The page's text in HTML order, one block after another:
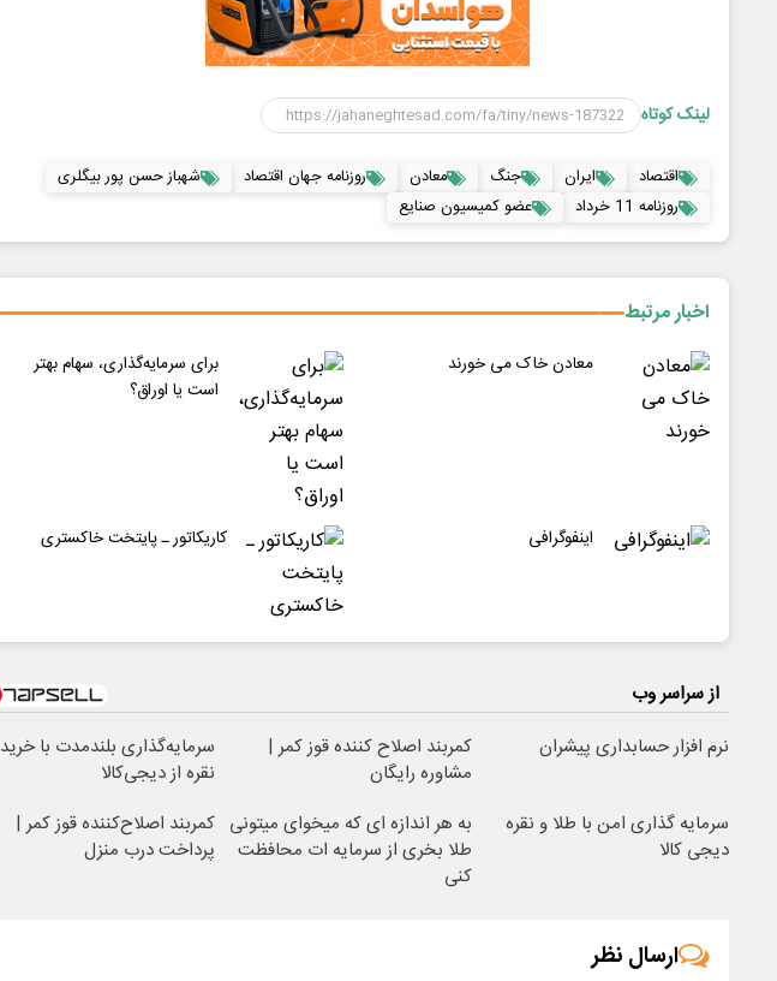
لینک کوتاه
اقتصاد ایران جنگ معادن روزنامه جهان اقتصاد
شهباز حسن پور بیگلری
روزنامه 11 خرداد
عضو کمیسیون صنایع
اخبار مرتبط
معادن خاک می خورند
برای سرمایه‌گذاری، سهام بهتر
است یا اوراق؟
اینفوگرافی کاریکاتور ـ پایتخت خاکستری
از سراسر وب
نرم افزار حسابداری پیشران
کمربند اصلاح کننده قوز کمر |
مشاوره رایگان
سرمایه‌گذاری بلندمدت با خرید
نقره از دیجی‌کالا
سرمایه گذاری امن با طلا و نقره
دیجی کالا
به هر اندازه ای که میخوای میتونی
طلا بخری از سرمایه ات محافظت
کنی
کمربند اصلاح‌کننده قوز کمر |
پرداخت درب منزل
ارسال نظر